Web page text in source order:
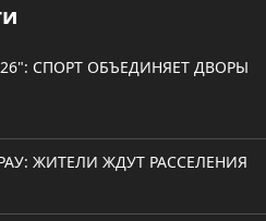
СПОРТ ОБЪЕДИНЯЕТ ДВОРЫ
ЖИТЕЛИ ЖДУТ РАССЕЛЕНИЯ